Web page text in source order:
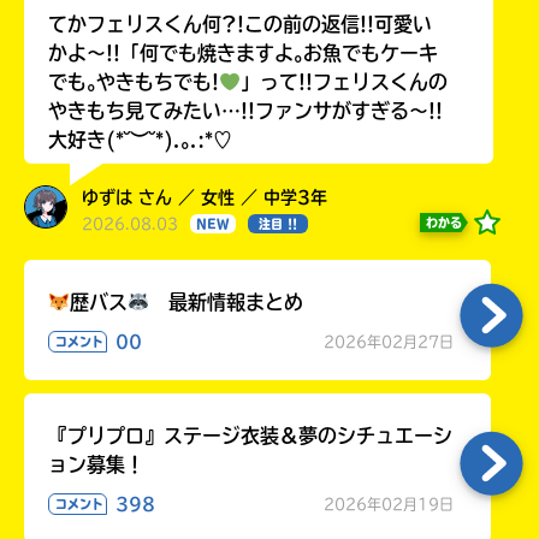
てかフェリスくん何?!この前の返信!!可愛い
かよ〜!!「何でも焼きますよ｡お魚でもケーキ
でも｡やきもちでも!
」って!!フェリスくんの
やきもち見てみたい…!!ファンサがすぎる〜!!
大好き(*˘︶˘*).｡.:*♡
ゆずは さん ／ 女性 ／ 中学3年
2026.08.03 NEW 注目 !! わかる
歴バス 最新情報まとめ
コメント 00 2026年02月27日
『プリプロ』ステージ衣装＆夢のシチュエーシ
ョン募集！
コメント 398 2026年02月19日